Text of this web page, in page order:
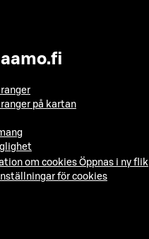
på kartan
om cookies Öppnas i ny flik
för cookies